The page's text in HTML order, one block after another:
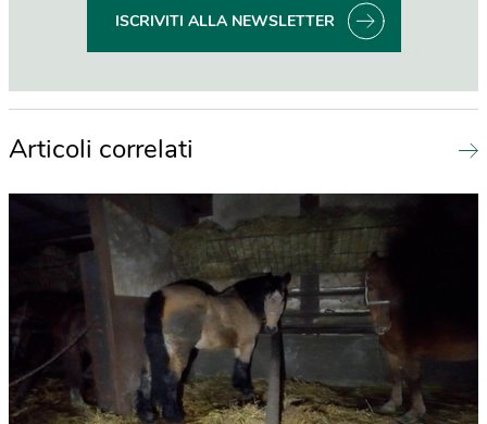
ISCRIVITI ALLA NEWSLETTER
Articoli correlati